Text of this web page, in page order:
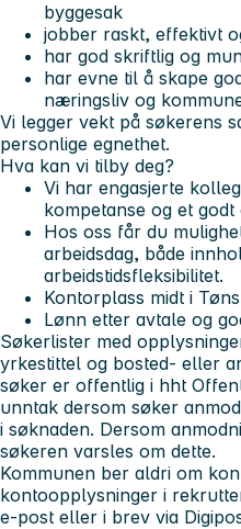
byggesak
jobber raskt, effektivt
har god skriftlig og
har evne til å skape
næringsliv og
Vi legger vekt på søkerens
personlige egnethet.
Hva kan vi tilby deg?
Vi har engasjerte
kompetanse og et godt
Hos oss får du
arbeidsdag, både
arbeidstidsfleksibilitet.
Kontorplass midt i
Lønn etter avtale og
Søkerlister med
yrkestittel og bosted- eller
søker er offentlig i hht
unntak dersom søker
i søknaden. Dersom
søkeren varsles om dette.
Kommunen ber aldri om
kontoopplysninger i
e-post eller i brev via